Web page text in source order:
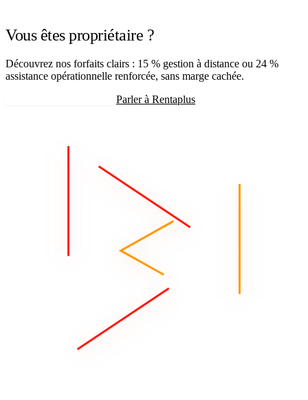
Vous êtes propriétaire ?
Découvrez nos forfaits clairs : 15 % gestion à distance ou 24 %
assistance opérationnelle renforcée, sans marge cachée.
Parler à Rentaplus